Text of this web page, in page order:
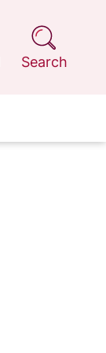
Search
at 1177.se